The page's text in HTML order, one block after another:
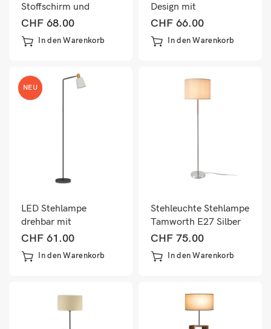
Stoffschirm und
Fussschalter weiss
CHF 68.00
In den Warenkorb
Design mit
Fussschalter und
weissem
Lampenschirm
CHF 66.00
In den Warenkorb
NEU
LED Stehlampe
drehbar mit
einstellbarer
Farbtemperatur
schwarz
CHF 61.00
In den Warenkorb
Stehleuchte Stehlampe
Tamworth E27 Silber
Textil
CHF 75.00
In den Warenkorb